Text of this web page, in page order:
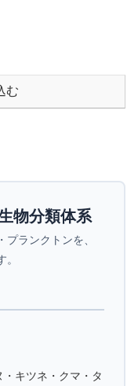
む
物分類体系
ランクトンを、
キツネ・クマ・タ